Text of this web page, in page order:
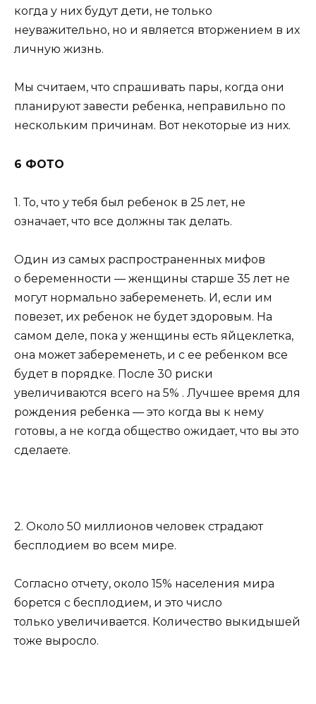
когда у них будут дети, не только
неуважительно, но и является вторжением в их
личную жизнь.
Мы считаем, что спрашивать пары, когда они
планируют завести ребенка, неправильно по
нескольким причинам. Вот некоторые из них.
6 ФОТО
1. То, что у тебя был ребенок в 25 лет, не
означает, что все должны так делать.
Один из самых распространенных мифов
о беременности — женщины старше 35 лет не
могут нормально забеременеть. И, если им
повезет, их ребенок не будет здоровым. На
самом деле, пока у женщины есть яйцеклетка,
она может забеременеть, и с ее ребенком все
будет в порядке. После 30 риски
увеличиваются всего на 5% . Лучшее время для
рождения ребенка — это когда вы к нему
готовы, а не когда общество ожидает, что вы это
сделаете.
2. Около 50 миллионов человек страдают
бесплодием во всем мире.
Согласно отчету, около 15% населения мира
борется с бесплодием, и это число
только увеличивается. Количество выкидышей
тоже выросло.